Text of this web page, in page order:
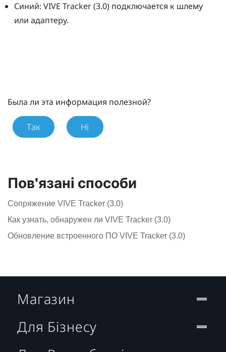
Синий: VIVE Tracker (3.0)подключается к шлему
или адаптеру.
Была ли эта информация полезной?
Так Ні
Пов'язані способи
Сопряжение VIVE Tracker (3.0)
Как узнать, обнаружен ли VIVE Tracker (3.0)
Обновление встроенного ПО VIVE Tracker (3.0)
Магазин
Для Бізнесу